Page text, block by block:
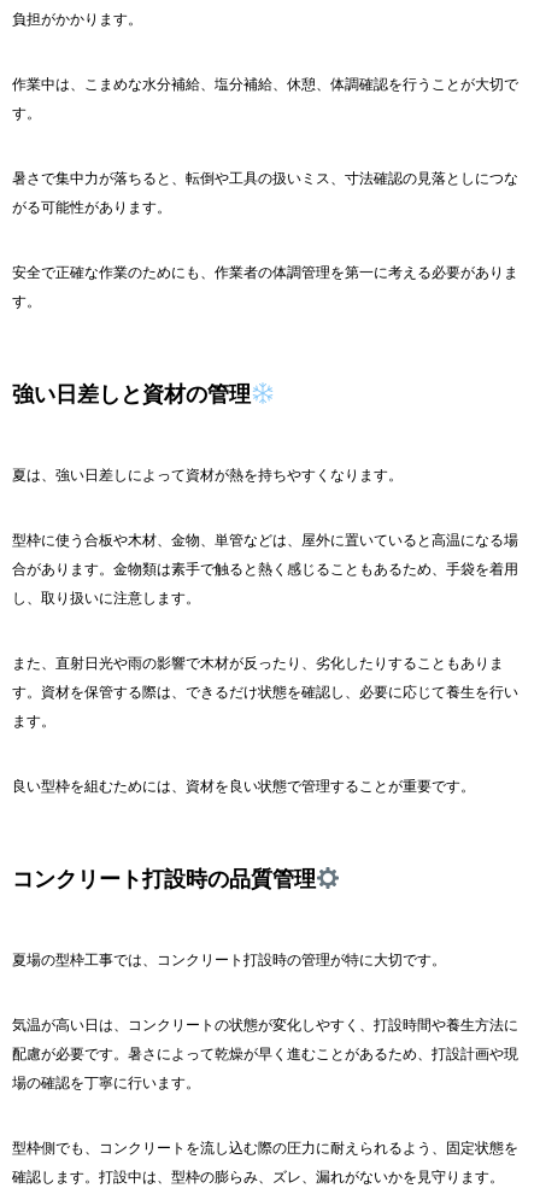
負担がかかります。
作業中は、こまめな水分補給、塩分補給、休憩、体調確認を行うことが大切で
す。
暑さで集中力が落ちると、転倒や工具の扱いミス、寸法確認の見落としにつな
がる可能性があります。
安全で正確な作業のためにも、作業者の体調管理を第一に考える必要がありま
す。
強い日差しと資材の管理
夏は、強い日差しによって資材が熱を持ちやすくなります。
型枠に使う合板や木材、金物、単管などは、屋外に置いていると高温になる場
合があります。金物類は素手で触ると熱く感じることもあるため、手袋を着用
し、取り扱いに注意します。
また、直射日光や雨の影響で木材が反ったり、劣化したりすることもありま
す。資材を保管する際は、できるだけ状態を確認し、必要に応じて養生を行い
ます。
良い型枠を組むためには、資材を良い状態で管理することが重要です。
コンクリート打設時の品質管理
夏場の型枠工事では、コンクリート打設時の管理が特に大切です。
気温が高い日は、コンクリートの状態が変化しやすく、打設時間や養生方法に
配慮が必要です。暑さによって乾燥が早く進むことがあるため、打設計画や現
場の確認を丁寧に行います。
型枠側でも、コンクリートを流し込む際の圧力に耐えられるよう、固定状態を
確認します。打設中は、型枠の膨らみ、ズレ、漏れがないかを見守ります。